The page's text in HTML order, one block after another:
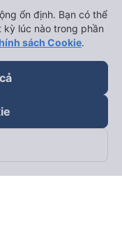
ổn định. Bạn có thể
lúc nào trong phần
sách Cookie.